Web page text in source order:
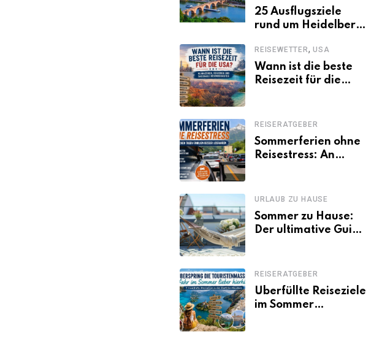
25 Ausflugsziele
rund um Heidelberg,
sollte
REISEWETTER, USA
Wann ist die beste
Reisezeit für die
saisonale
Besonderheiten
REISERATGEBER
Sommerferien ohne
Reisestress: An
losfahren
URLAUB ZU HAUSE
Sommer zu Hause:
Der ultimative Guide
REISERATGEBER
Überfüllte Reiseziele
im Sommer